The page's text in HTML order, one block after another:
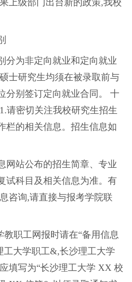
级部门出台新的政策,我校
为非定向就业和定向就业
士研究生均须在被录取前与
分别签订定向就业合同。 十
请密切关注我校研究生招生
栏的相关信息。招生信息如
站公布的招生简章、专业
试科目及相关信息为准。有
咨询,请直接与报考学院联
职工网报时请在“备用信息
工大学职工&,长沙理工大学
填写为“长沙理工大学 XX 校